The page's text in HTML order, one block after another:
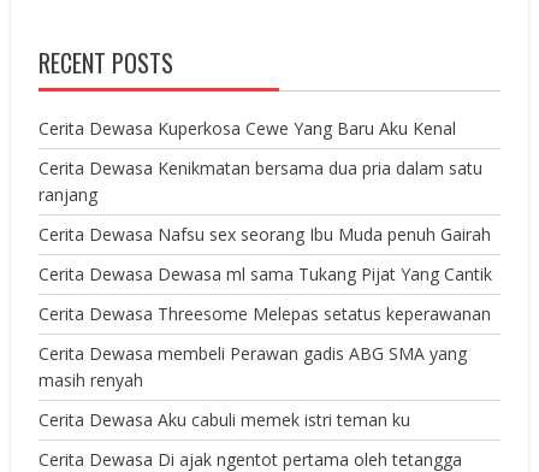
RECENT POSTS
Cerita Dewasa Kuperkosa Cewe Yang Baru Aku Kenal
Cerita Dewasa Kenikmatan bersama dua pria dalam satu
ranjang
Cerita Dewasa Nafsu sex seorang Ibu Muda penuh Gairah
Cerita Dewasa Dewasa ml sama Tukang Pijat Yang Cantik
Cerita Dewasa Threesome Melepas setatus keperawanan
Cerita Dewasa membeli Perawan gadis ABG SMA yang
masih renyah
Cerita Dewasa Aku cabuli memek istri teman ku
Cerita Dewasa Di ajak ngentot pertama oleh tetangga